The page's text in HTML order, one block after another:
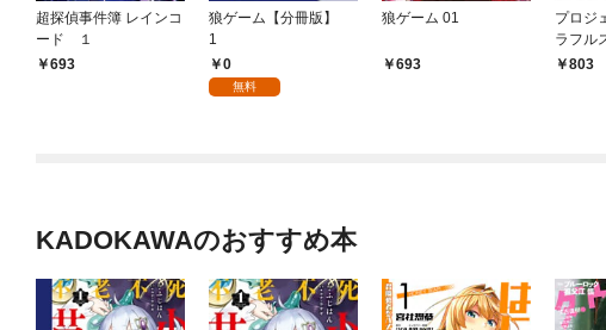
超探偵事件簿 レインコ
ード １
693
狼ゲーム【分冊版】
1
0
無料
狼ゲーム 01
693
プロジ
ラフル
初音ミ
803
KADOKAWAのおすすめ本